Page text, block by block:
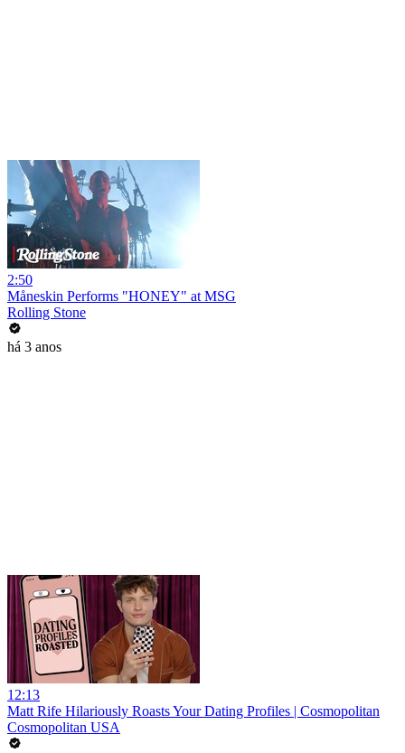
2:50
Måneskin Performs "HONEY" at MSG
Rolling Stone
há 3 anos
12:13
Matt Rife Hilariously Roasts Your Dating Profiles | Cosmopolitan
Cosmopolitan USA